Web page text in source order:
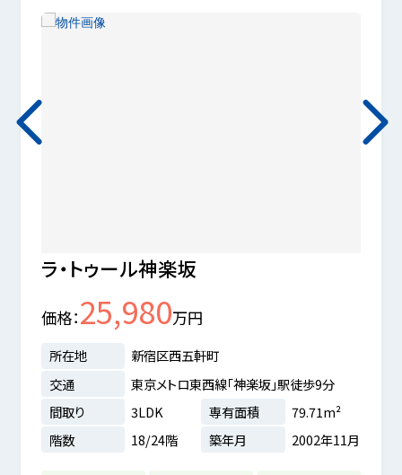
ラ・トゥール神楽坂
価格 25,980万円
所在地
新宿区西五軒町
交通
東京メトロ東西線「神楽坂」駅徒歩9分
間取り
3LDK 専有面積
79.71m²
階数
18/24階 築年月 2002年11月